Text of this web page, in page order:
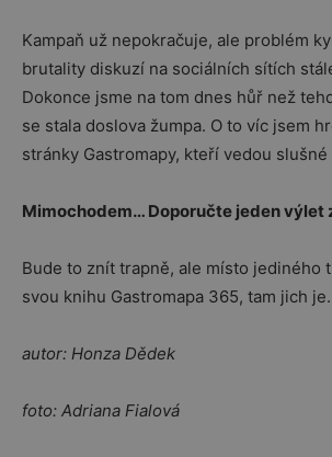
Kampaň už nepokračuje, ale problém
brutality diskuzí na sociálních sítích
Dokonce jsme na tom dnes hůř než
se stala doslova žumpa. O to víc jsem
stránky Gastromapy, kteří vedou
Mimochodem… Doporučte jeden výlet
Bude to znít trapně, ale místo jediného
svou knihu Gastromapa 365, tam jich
autor: Honza Dědek
foto: Adriana Fialová